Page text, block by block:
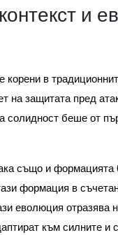
в
на защитата пред
солидност беше от
също и
формация в
еволюция
към силните и